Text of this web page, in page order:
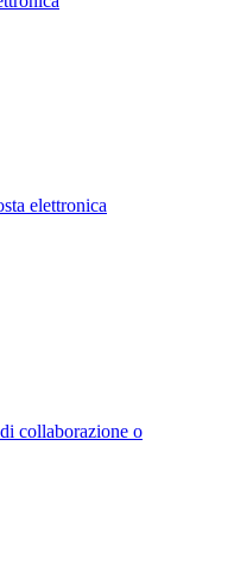
elettronica
collaborazione o